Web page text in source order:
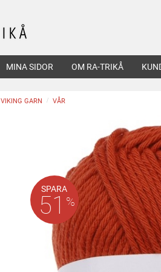
MINA SIDOR OM RA-TRIKÅ
VIKING GARN VÅR
SPARA
51 %